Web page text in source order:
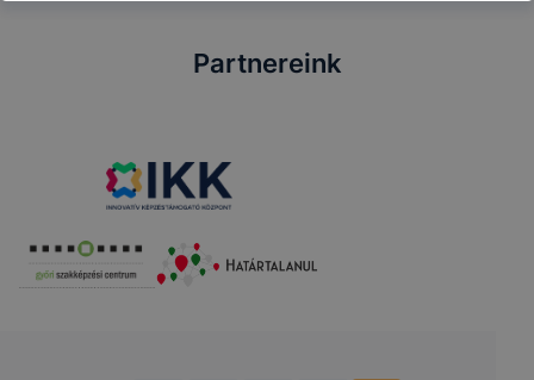
Partnereink